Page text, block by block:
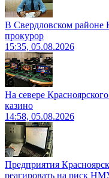
В Свердловском районе
прокурор
15:35, 05.08.2026
На севере
казино
14:58, 05.08.2026
Предприятия
реагировать на риск